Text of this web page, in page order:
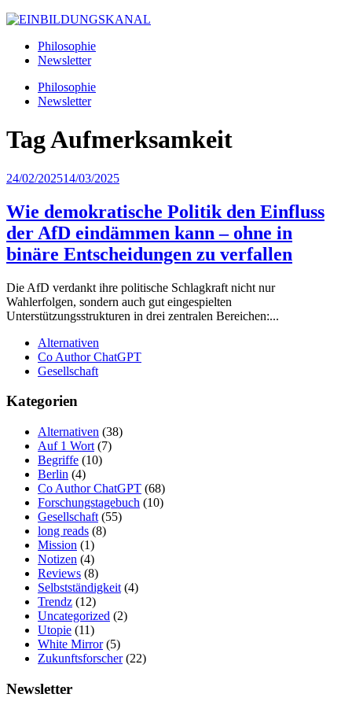
Philosophie
Newsletter
Philosophie
Newsletter
TagAufmerksamkeit
24/02/202514/03/2025
Wie demokratische Politik den Einfluss
der AfD eindämmen kann – ohne in
binäre Entscheidungen zu verfallen
Die AfD verdankt ihre politische Schlagkraft nicht nur
Wahlerfolgen, sondern auch gut eingespielten
Unterstützungsstrukturen in drei zentralen Bereichen:...
Alternativen
Co Author ChatGPT
Gesellschaft
Kategorien
Alternativen (38)
Auf 1 Wort (7)
Begriffe (10)
Berlin (4)
Co Author ChatGPT (68)
Forschungstagebuch (10)
Gesellschaft (55)
long reads (8)
Mission (1)
Notizen (4)
Reviews (8)
Selbstständigkeit (4)
Trendz (12)
Uncategorized (2)
Utopie (11)
White Mirror(5)
Zukunftsforscher(22)
Newsletter